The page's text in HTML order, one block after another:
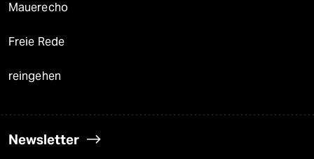
Mauerecho
Freie Rede
reingehen
Newsletter